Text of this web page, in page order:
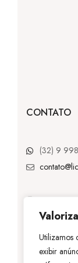
Utilizamos
exibir
CONTATO
(32) 9
@licie.lc